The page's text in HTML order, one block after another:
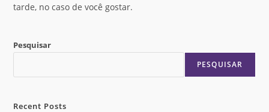
tarde, no caso de você gostar.
Pesquisar
PESQUISAR
Recent Posts